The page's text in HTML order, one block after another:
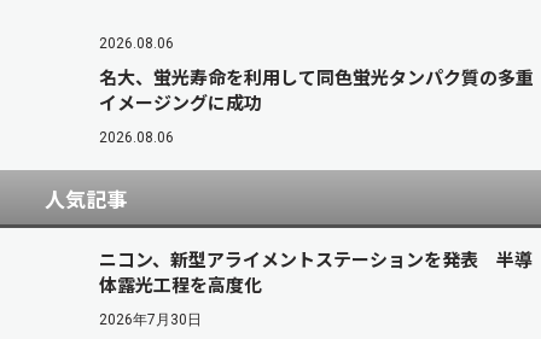
2026.08.06
名大、蛍光寿命を利用して同色蛍光タンパク質の多重
イメージングに成功
2026.08.06
人気記事
ニコン、新型アライメントステーションを発表 半導
体露光工程を高度化
2026年7月30日